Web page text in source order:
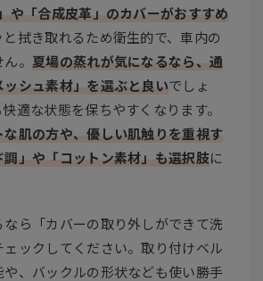
や「合成皮革」のカバーがおすすめ
拭き取れるため衛生的で、車内の
。 夏場の蒸れが気になるなら、通
シュ素材」を選ぶと良いでしょ
適な状態を保ちやすくなります。
な肌の方や、優しい肌触りを重視す
」や「コットン素材」も選択肢に
ら「カバーの取り外しができて洗
ックしてください。取り付けベル
や、バックルの形状なども使い勝手